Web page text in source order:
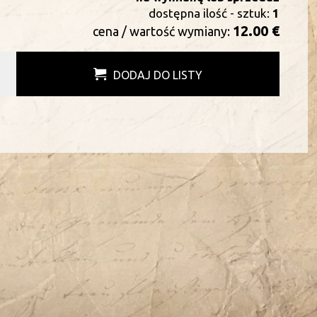
dostępna ilość - sztuk: 1
cena / wartość wymiany: 12.00 €
DODAJ DO LISTY